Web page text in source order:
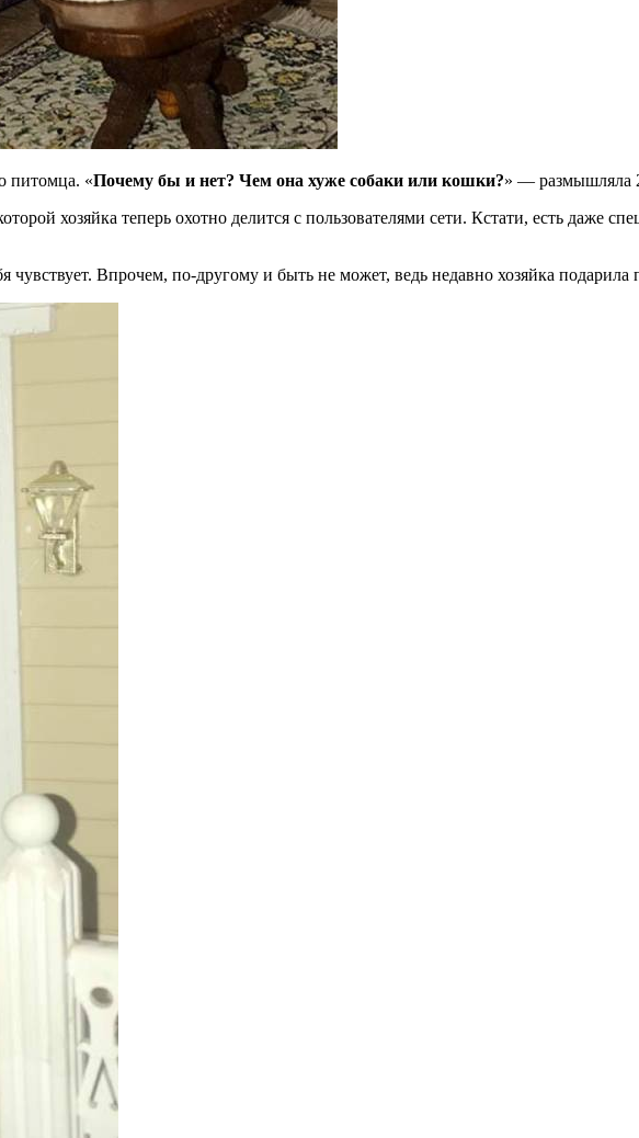
питомца. «Почему бы и нет? Чем она хуже собаки или кошки?» — размышляла
хозяйка теперь охотно делится с пользователями сети. Кстати, есть даже
чувствует. Впрочем, по-другому и быть не может, ведь недавно хозяйка